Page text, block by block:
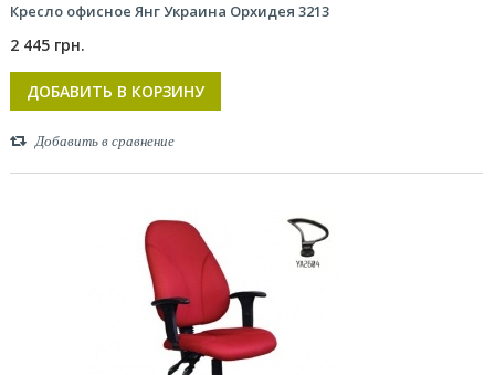
Кресло офисное Янг Украина Орхидея 3213
2 445 грн.
ДОБАВИТЬ В КОРЗИНУ
Добавить в сравнение